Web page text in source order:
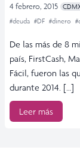
4 febrero, 2015
#deuda #DF #dinero
De las más de 8
país, FirstCash,
Fácil, fueron las
durante 2014. […]
Leer más